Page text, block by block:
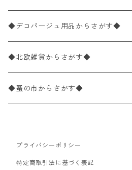
ペーパーナプキン10枚入りパック
ライスペーパー
ペーパーリネンナプキン
ワックスペーパー
パック売り
バラ売り
パック売り
40×40cm（ディナーサイズ）
バラ売り
パック売り
21×21cm（ポケットサイズ）
バラ売り
33cm（ラウンド）
植物・グリーン柄
動物・鳥・昆虫・蝶柄
海・魚柄
食べ物・フルーツ・野菜・ドリンク柄
ドイツ製 IHR/イア
ランチサイズ
カクテルサイズ
ドイツ製 Ambiente/アンビエンテ
ランチサイズ
ドイツ製 Paperproducts Design
カクテルサイズ
ランチサイズ
ドイツ製 ti-flair/ティーフレア
◆デコパージュ用品からさがす◆
デコパージュ液
デコパージュ下地
デコパージュはさみ
◆北欧雑貨からさがす◆
シリコンモールド
トレイ
◆蚤の市からさがす◆
北欧雑貨
プライバシーポリシー
特定商取引法に基づく表記